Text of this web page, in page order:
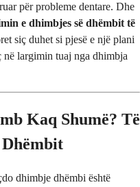
për probleme dentare. Dhe
e dhimbjes së dhëmbit të
siç duhet si pjesë e një plani
largimin tuaj nga dhimbja
Kaq Shumë? Të
dhimbje dhëmbi është